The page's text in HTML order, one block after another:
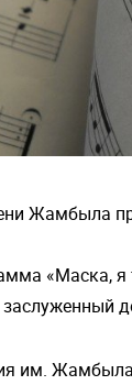
Жамбыла
«Маска, я
им.